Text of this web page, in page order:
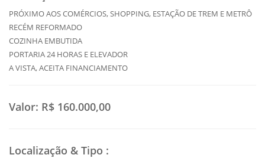
PRÓXIMO AOS COMÉRCIOS, SHOPPING, ESTAÇÃO DE TREM E METRÔ
RECÉM REFORMADO
COZINHA EMBUTIDA
PORTARIA 24 HORAS E ELEVADOR
A VISTA, ACEITA FINANCIAMENTO
Valor: R$ 160.000,00
Localização & Tipo :